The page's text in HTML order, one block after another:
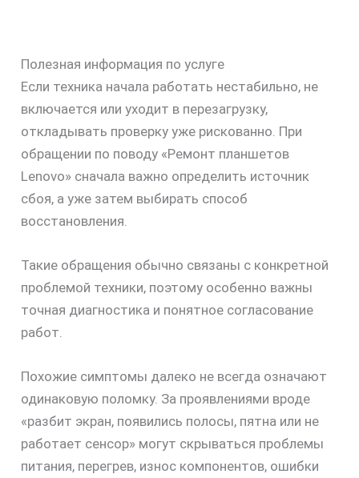
Полезная информация по услуге
Если техника начала работать нестабильно, не
включается или уходит в перезагрузку,
откладывать проверку уже рискованно. При
обращении по поводу «Ремонт планшетов
Lenovo» сначала важно определить источник
сбоя, а уже затем выбирать способ
восстановления.
Такие обращения обычно связаны с конкретной
проблемой техники, поэтому особенно важны
точная диагностика и понятное согласование
работ.
Похожие симптомы далеко не всегда означают
одинаковую поломку. За проявлениями вроде
«разбит экран, появились полосы, пятна или не
работает сенсор» могут скрываться проблемы
питания, перегрев, износ компонентов, ошибки